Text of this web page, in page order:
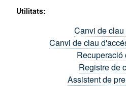
Utilitats:
Canvi de
Canvi de clau
Recuperació
Registre de
Assistent de